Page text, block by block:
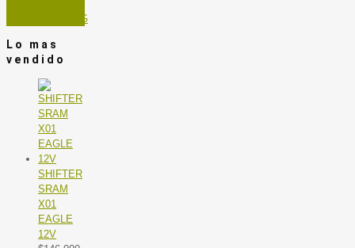
SPINNING
Lo mas
vendido
SHIFTER
SRAM
X01
EAGLE
12V